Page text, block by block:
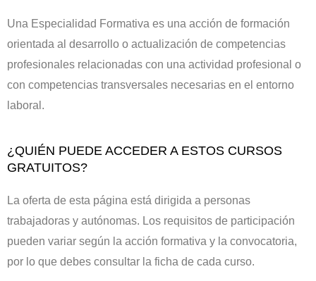
Una Especialidad Formativa es una acción de formación
orientada al desarrollo o actualización de competencias
profesionales relacionadas con una actividad profesional o
con competencias transversales necesarias en el entorno
laboral.
¿QUIÉN PUEDE ACCEDER A ESTOS CURSOS
GRATUITOS?
La oferta de esta página está dirigida a personas
trabajadoras y autónomas. Los requisitos de participación
pueden variar según la acción formativa y la convocatoria,
por lo que debes consultar la ficha de cada curso.